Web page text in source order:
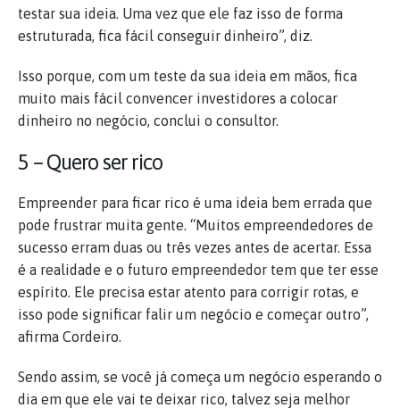
testar sua ideia. Uma vez que ele faz isso de forma
estruturada, fica fácil conseguir dinheiro”, diz.
Isso porque, com um teste da sua ideia em mãos, fica
muito mais fácil convencer investidores a colocar
dinheiro no negócio, conclui o consultor.
5 – Quero ser rico
Empreender para ficar rico é uma ideia bem errada que
pode frustrar muita gente. “Muitos empreendedores de
sucesso erram duas ou três vezes antes de acertar. Essa
é a realidade e o futuro empreendedor tem que ter esse
espírito. Ele precisa estar atento para corrigir rotas, e
isso pode significar falir um negócio e começar outro”,
afirma Cordeiro.
Sendo assim, se você já começa um negócio esperando o
dia em que ele vai te deixar rico, talvez seja melhor